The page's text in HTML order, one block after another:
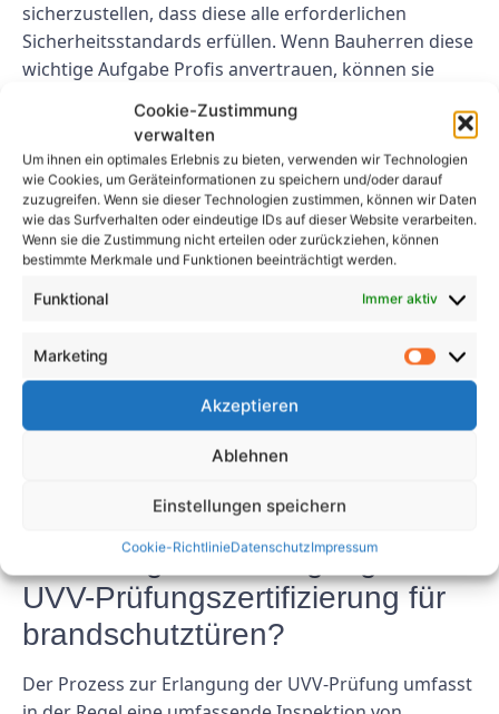
Cookie-Zustimmung
verwalten
Um ihnen ein optimales Erlebnis zu bieten, verwenden wir Technologien
wie Cookies, um Geräteinformationen zu speichern und/oder darauf
zuzugreifen. Wenn sie dieser Technologien zustimmen, können wir Daten
wie das Surfverhalten oder eindeutige IDs auf dieser Website verarbeiten.
Wenn sie die Zustimmung nicht erteilen oder zurückziehen, können
bestimmte Merkmale und Funktionen beeinträchtigt werden.
Funktional Immer aktiv
Marketing
Akzeptieren
Ablehnen
Einstellungen speichern
Cookie-RichtlinieDatenschutzImpressum
sicherzustellen, dass diese alle erforderlichen
Sicherheitsstandards erfüllen. Wenn Bauherren diese
wichtige Aufgabe Profis anvertrauen, können sie
Abschluss
Die UVV-Prüfungszertifizierung für Brandschutztüren
bietet zahlreiche Vorteile, darunter Sicherheit,
Sicherheit und Zugang zu Fachwissen. Durch die
Zertifizierung ihrer Brandschutztüren können
Unternehmen Leben und Eigentum schützen und
gleichzeitig ihr Engagement für Sicherheit und
Compliance unter Beweis stellen.
Wie erfolgt die Erlangung der
UVV-Prüfungszertifizierung für
brandschutztüren?
Der Prozess zur Erlangung der UVV-Prüfung umfasst